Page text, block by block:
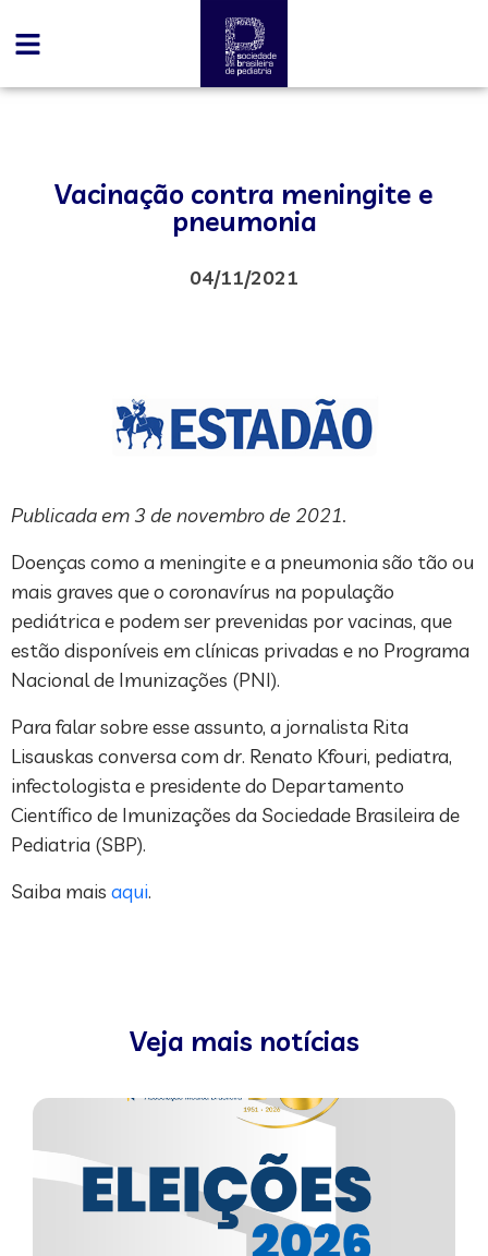
Vacinação contra meningite e
pneumonia
04/11/2021
Publicada em 3 de novembro de 2021.
Doenças como a meningite e a pneumonia são tão ou
mais graves que o coronavírus na população
pediátrica e podem ser prevenidas por vacinas, que
estão disponíveis em clínicas privadas e no Programa
Nacional de Imunizações (PNI).
Para falar sobre esse assunto, a jornalista Rita
Lisauskas conversa com dr. Renato Kfouri, pediatra,
infectologista e presidente do Departamento
Científico de Imunizações da Sociedade Brasileira de
Pediatria (SBP).
Saiba mais aqui.
Veja mais notícias